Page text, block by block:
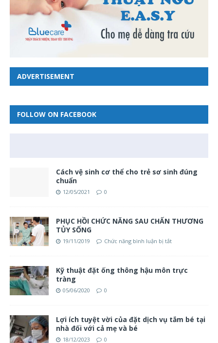
ADVERTISEMENT
FOLLOW ON FACEBOOK
Cách vệ sinh cơ thể cho trẻ sơ sinh đúng
chuẩn
12/05/2021 0
PHỤC HỒI CHỨC NĂNG SAU CHẤN THƯƠNG
TỦY SỐNG
19/11/2019 Chức năng bình luận bị tắt
Kỹ thuật đặt ống thông hậu môn trực
tràng
05/06/2020 0
Lợi ích tuyệt vời của đặt dịch vụ tắm bé tại
nhà đối với cả mẹ và bé
18/12/2023 0